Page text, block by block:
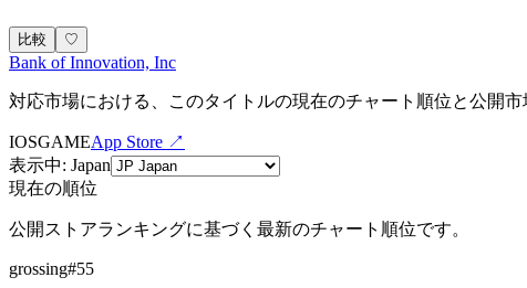
比較 ♡
Bank of Innovation, Inc
対応市場における、このタイトルの現在のチャート順位と公開市
IOSGAMEApp Store ↗
表示中: Japan
現在の順位
公開ストアランキングに基づく最新のチャート順位です。
grossing#55